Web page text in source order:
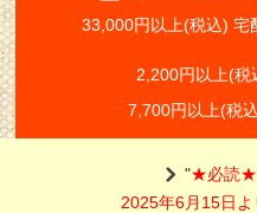
33,000円以上(税込) 宅
2,200円以上(税
7,700円以上(税
"★必読
2025年6月15日